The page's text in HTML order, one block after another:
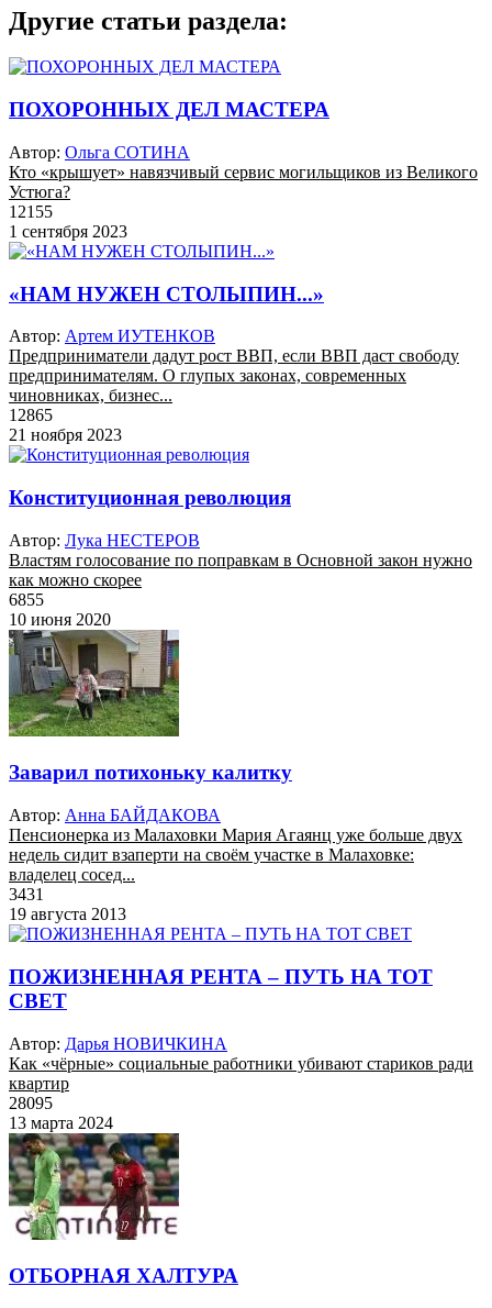
Другие статьи раздела:
ПОХОРОННЫХ ДЕЛ МАСТЕРА
Автор: Ольга СОТИНА
Кто «крышует» навязчивый сервис могильщиков из Великого
Устюга?
12155
1 сентября 2023
«НАМ НУЖЕН СТОЛЫПИН...»
Автор: Артем ИУТЕНКОВ
Предприниматели дадут рост ВВП, если ВВП даст свободу
предпринимателям. О глупых законах, современных
чиновниках, бизнес...
12865
21 ноября 2023
Конституционная революция
Автор: Лука НЕСТЕРОВ
Властям голосование по поправкам в Основной закон нужно
как можно скорее
6855
10 июня 2020
Заварил потихоньку калитку
Автор: Анна БАЙДАКОВА
Пенсионерка из Малаховки Мария Агаянц уже больше двух
недель сидит взаперти на своём участке в Малаховке:
владелец сосед...
3431
19 августа 2013
ПОЖИЗНЕННАЯ РЕНТА – ПУТЬ НА ТОТ
СВЕТ
Автор: Дарья НОВИЧКИНА
Как «чёрные» социальные работники убивают стариков ради
квартир
28095
13 марта 2024
ОТБОРНАЯ ХАЛТУРА